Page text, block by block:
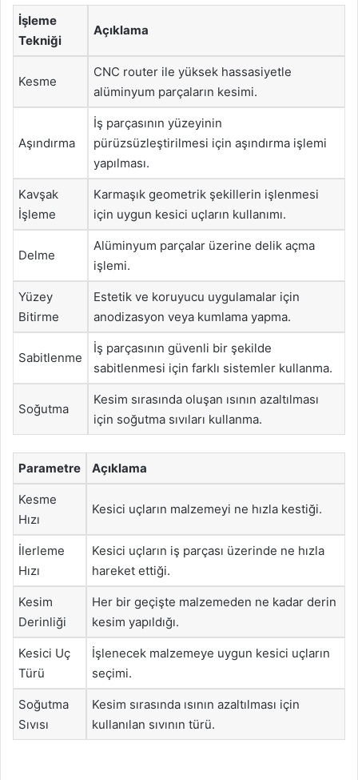
İşleme
Tekniği
Açıklama
Kesme
CNC router ile yüksek hassasiyetle
alüminyum parçaların kesimi.
Aşındırma
İş parçasının yüzeyinin
pürüzsüzleştirilmesi için aşındırma işlemi
yapılması.
Kavşak
İşleme
Karmaşık geometrik şekillerin işlenmesi
için uygun kesici uçların kullanımı.
Delme
Alüminyum parçalar üzerine delik açma
işlemi.
Yüzey
Bitirme
Estetik ve koruyucu uygulamalar için
anodizasyon veya kumlama yapma.
Sabitlenme
İş parçasının güvenli bir şekilde
sabitlenmesi için farklı sistemler kullanma.
Soğutma
Kesim sırasında oluşan ısının azaltılması
için soğutma sıvıları kullanma.
Parametre Açıklama
Kesme
Hızı
Kesici uçların malzemeyi ne hızla kestiği.
İlerleme
Hızı
Kesici uçların iş parçası üzerinde ne hızla
hareket ettiği.
Kesim
Derinliği
Her bir geçişte malzemeden ne kadar derin
kesim yapıldığı.
Kesici Uç
Türü
İşlenecek malzemeye uygun kesici uçların
seçimi.
Soğutma
Sıvısı
Kesim sırasında ısının azaltılması için
kullanılan sıvının türü.